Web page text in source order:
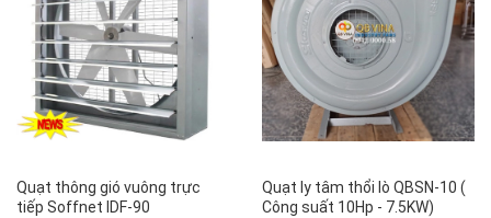
Quạt thông gió vuông trực
tiếp Soffnet IDF-90
Quạt ly tâm thổi lò QBSN-10 (
Công suất 10Hp - 7.5KW)